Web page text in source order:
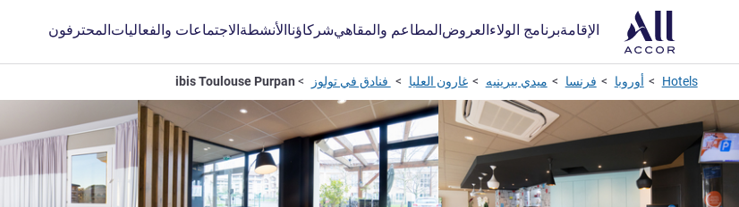
الإقامةبرنامج الولاءالعروضالمطاعم والمقاهيشركاؤناالأنشطةالاجتماعات والفعالياتالمحترفون
Hotels أوروبا فرنسا ميدي بيرينيه غارون العليا فنادق في تولوز ibis Toulouse Purpan